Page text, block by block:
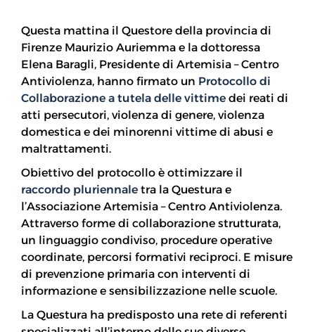
Questa mattina il Questore della provincia di
Firenze Maurizio Auriemma e la dottoressa
Elena Baragli, Presidente di Artemisia – Centro
Antiviolenza, hanno firmato un Protocollo di
Collaborazione a tutela delle vittime dei reati di
atti persecutori, violenza di genere, violenza
domestica e dei minorenni vittime di abusi e
maltrattamenti.
Obiettivo del protocollo è ottimizzare il
raccordo pluriennale tra la Questura e
l’Associazione Artemisia – Centro Antiviolenza.
Attraverso forme di collaborazione strutturata,
un linguaggio condiviso, procedure operative
coordinate, percorsi formativi reciproci. E misure
di prevenzione primaria con interventi di
informazione e sensibilizzazione nelle scuole.
La Questura ha predisposto una rete di referenti